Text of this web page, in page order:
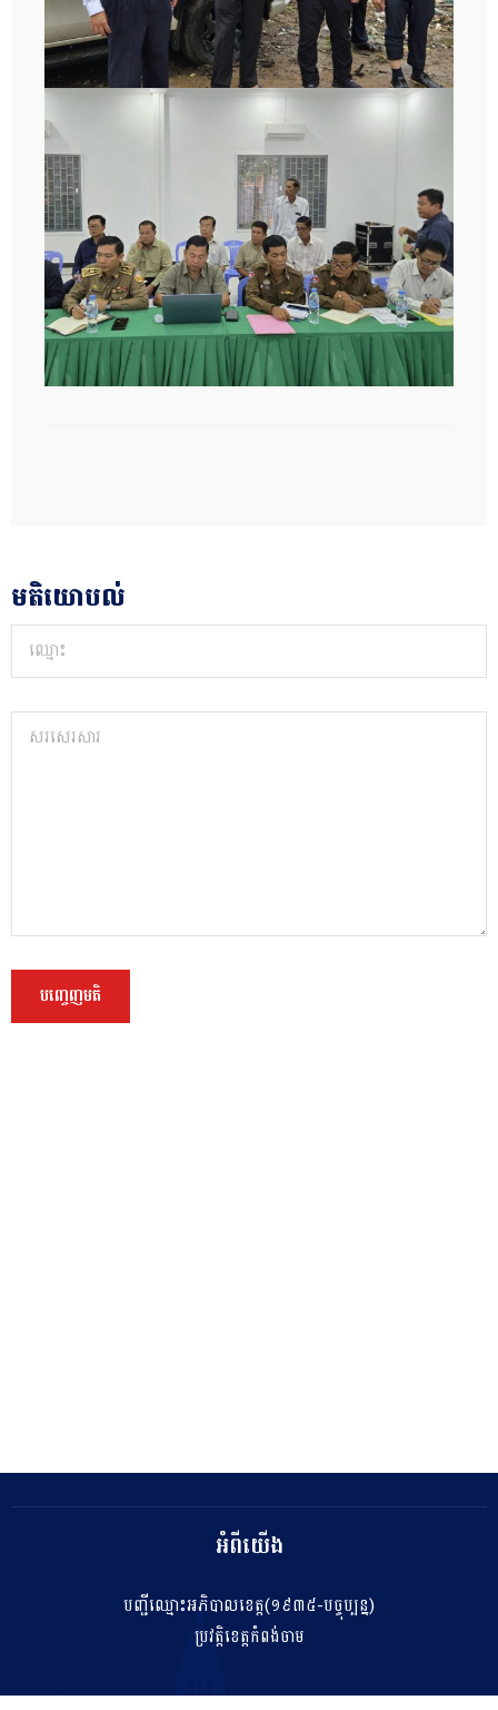
មតិយោបល់
អំពីយើង
បញ្ជីឈ្មោះអភិបាលខេត្ត(១៩៣៥-បច្ចុប្បន្ន)
ប្រវត្តិខេត្តកំពង់ចាម